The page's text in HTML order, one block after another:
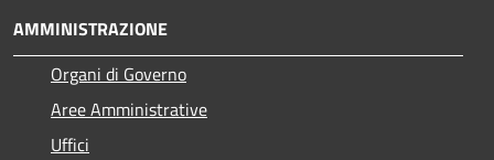
AMMINISTRAZIONE
Organi di Governo
Aree Amministrative
Uffici